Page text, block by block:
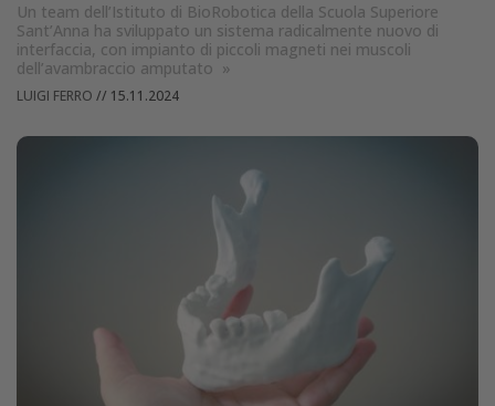
Un team dell’Istituto di BioRobotica della Scuola Superiore
Sant’Anna ha sviluppato un sistema radicalmente nuovo di
interfaccia, con impianto di piccoli magneti nei muscoli
dell’avambraccio amputato »
LUIGI FERRO // 15.11.2024